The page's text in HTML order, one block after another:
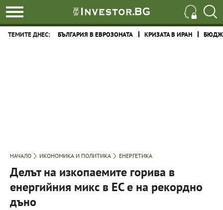
ТЕМИТЕ ДНЕС: БЪЛГАРИЯ В ЕВРОЗОНАТА КРИЗАТА В ИРАН
НАЧАЛО ИКОНОМИКА И ПОЛИТИКА ЕНЕРГЕТИКА
Делът на изкопаемите горива в
енергийния микс в ЕС е на рекордно
дъно